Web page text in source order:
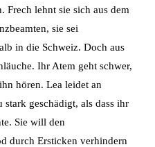
Frech lehnt sie sich aus dem
sie sei
in die Schweiz. Doch aus
Ihr Atem geht schwer,
hören. Lea leidet an
geschädigt, als dass ihr
Sie will den
durch Ersticken verhindern